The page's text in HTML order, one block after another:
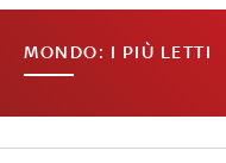
MONDO: I PIÙ LETTI